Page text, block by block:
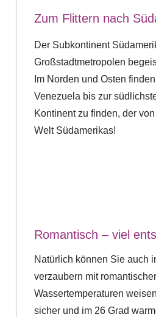
Zum Flittern nach
Der Subkontinent
Großstadtmetropolen
Im Norden und Osten
Venezuela bis zur
Kontinent zu finden, der
Welt Südamerikas!
Romantisch – viel
Natürlich können Sie auch
verzaubern mit
Wassertemperaturen
sicher und im 26 Grad